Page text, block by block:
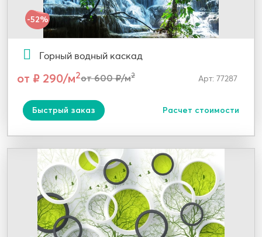
-52%
Горный водный каскад
от ₽ 290/м2от 600 ₽/м2 Арт: 77287
Быстрый заказ Расчет стоимости